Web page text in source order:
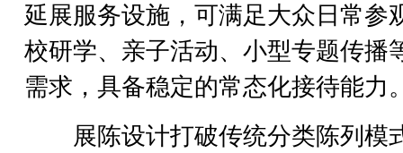
延展服务设施，可满足大众日常参
校研学、亲子活动、小型专题传播
需求，具备稳定的常态化接待能力
展陈设计打破传统分类陈列模